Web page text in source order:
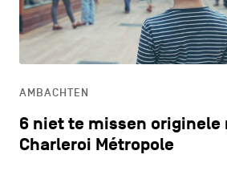
navigatie
ALGEMENE VOORWAARDEN
COOKIEBELEID
PRIVACYBELEID
CULTUUR
HORECA
AMBACHTEN
6 niet te missen originele
Charleroi Métropole